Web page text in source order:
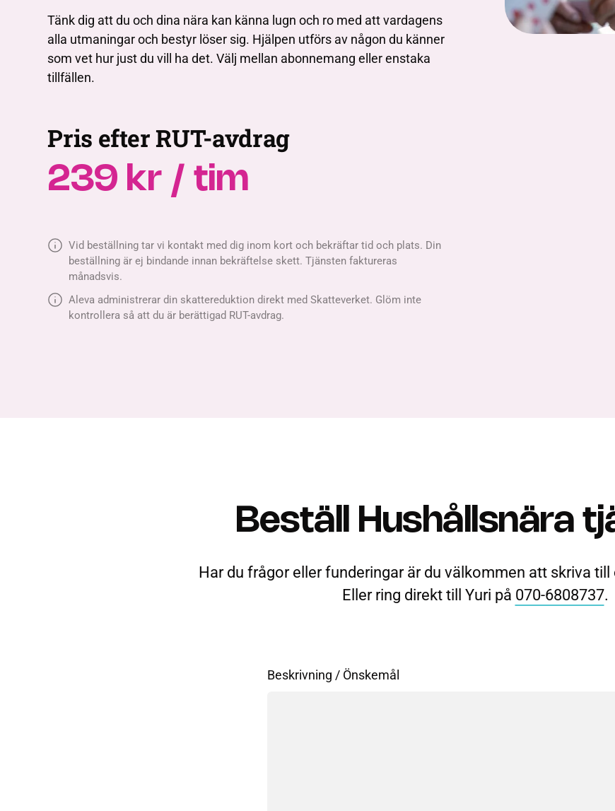
Tänk dig att du och dina nära kan känna lugn och ro med att vardagens
alla utmaningar och bestyr löser sig. Hjälpen utförs av någon du känner
som vet hur just du vill ha det. Välj mellan abonnemang eller enstaka
tillfällen.
Pris efter RUT-avdrag
239 kr / tim
Vid beställning tar vi kontakt med dig inom kort och bekräftar tid och plats. Din
beställning är ej bindande innan bekräftelse skett. Tjänsten faktureras
månadsvis.
Aleva administrerar din skattereduktion direkt med Skatteverket. Glöm inte
kontrollera så att du är berättigad RUT-avdrag.
Beställ Hushållsnära
Har du frågor eller funderingar är du välkommen att skriva till
Eller ring direkt till Yuri på 070-6808737.
Beskrivning / Önskemål